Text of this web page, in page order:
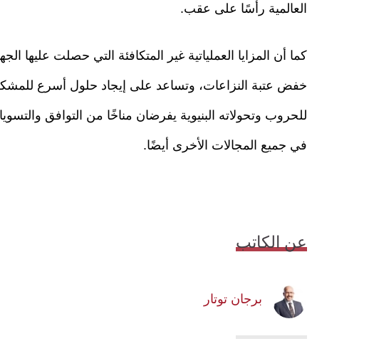
العالمية رأسًا على عقب.
كما أن المزايا العملياتية غير المتكافئة التي حصلت
خفض عتبة النزاعات، وتساعد على إيجاد حلول أسرع
للحروب وتحولاته البنيوية يفرضان مناخًا من التوافق
في جميع المجالات الأخرى أيضًا.
عن الكاتب
برجان توتار